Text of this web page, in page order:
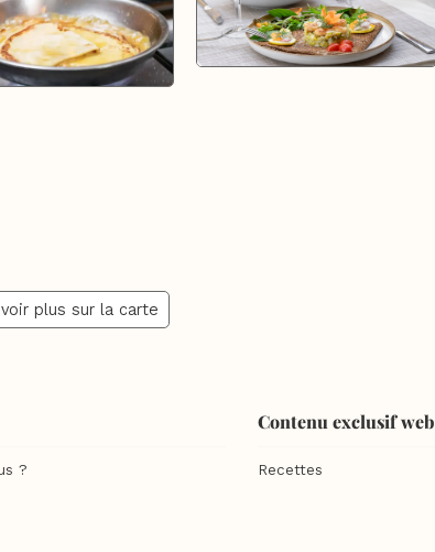
plus sur la carte
?
Contenu exclusif web
Recettes